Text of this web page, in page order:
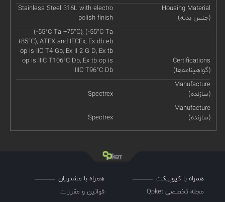
Housing Material
(جنس بدنه)
Stainless Steel 316L with electro
polish finish
Certifications
(گواهینامه‌ها)
(-55°C Ta +75°C), (-55°C Ta
+85°C), ATEX and IECEx, Ex db eb
op is IIC T4 Gb, Ex II 2 G D, Ex tb
op is IIIC T106°C Db, Ex tb op is
IIIC T96°C Db
Manufacture
(سازنده)
Spectrex
Manufacture
(سازنده)
Spectrex
همراه با کیوپیکت
مجله تخصصی Qpket
همراه با مشتریان
قوانین و مقررات